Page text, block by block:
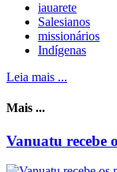
iauarete
Salesianos
missionários
Indígenas
Leia mais ...
Mais ...
Vanuatu recebe